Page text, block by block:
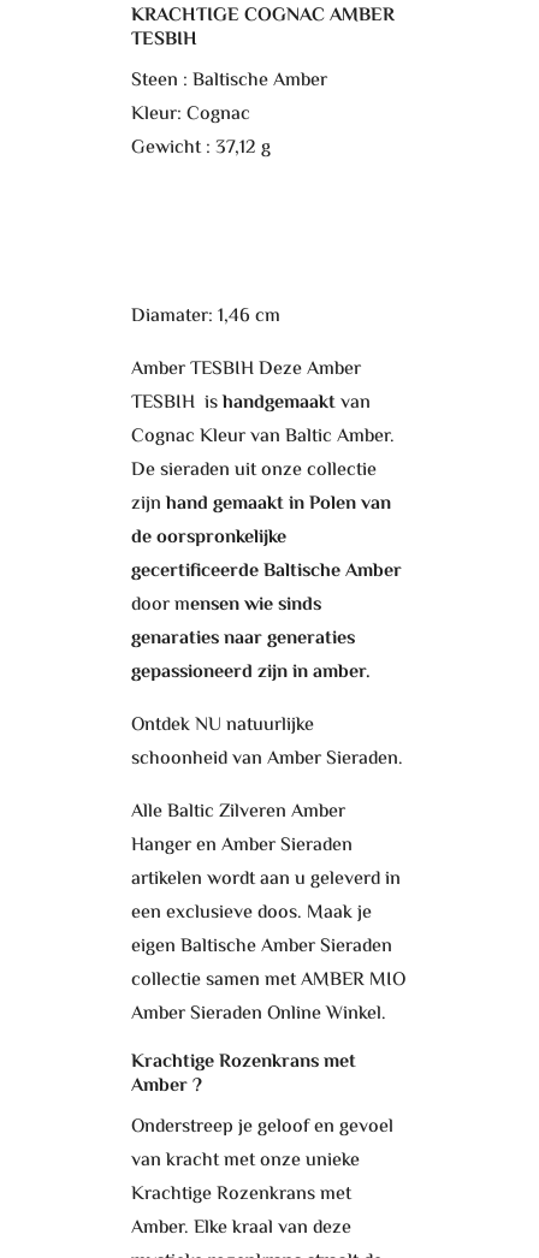
KRACHTIGE COGNAC AMBER
TESBIH
Steen : Baltische Amber
Kleur: Cognac
Gewicht : 37,12 g
Diamater: 1,46 cm
Amber TESBIH Deze Amber
TESBIH ishandgemaaktvan
Cognac Kleur van Baltic Amber.
De sieraden uit onze collectie
zijnhand gemaakt in Polen van
de oorspronkelijke
gecertificeerde Baltische Amber
door mensen wie sinds
genaraties naar generaties
gepassioneerd zijn in amber.
Ontdek NU natuurlijke
schoonheid van Amber Sieraden.
Alle Baltic Zilveren Amber
Hanger en Amber Sieraden
artikelen wordt aan u geleverd in
een exclusieve doos. Maak je
eigen Baltische Amber Sieraden
collectie samen met AMBER MIO
Amber Sieraden Online Winkel.
Krachtige Rozenkrans met
Amber?
Onderstreep je geloof en gevoel
van kracht met onze unieke
Krachtige Rozenkrans met
Amber. Elke kraal van deze